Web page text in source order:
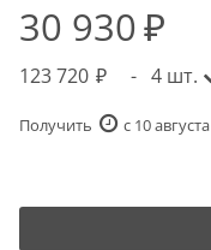
30 930
123 720 - 4 шт.
Получить c 10 августа